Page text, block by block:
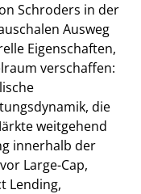
Schroders in der
Ausweg
Eigenschaften,
verschaffen:
die
weitgehend
innerhalb der
Large-Cap,
Lending,